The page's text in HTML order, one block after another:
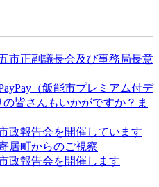
市正副議長会及び事務局長意
（飯能市プレミアム付デ
皆さんもいかがですか？ま
政報告会を開催しています
居町からのご視察
政報告会を開催します